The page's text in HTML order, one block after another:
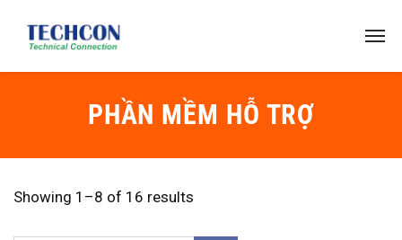
PHẦN MỀM HỖ TRỢ
Showing 1–8 of 16 results